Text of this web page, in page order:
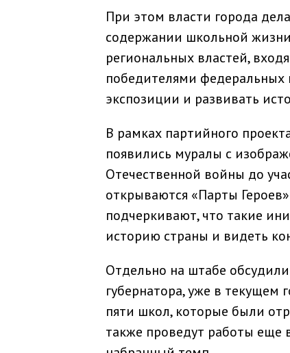
При этом власти города
содержании школьной
региональных властей,
победителями федеральных
экспозиции и развивать
В рамках партийного
появились муралы с
Отечественной войны до
открываются «Парты
подчеркивают, что такие
историю страны и видеть
Отдельно на штабе
губернатора, уже в текущем
пяти школ, которые были
также проведут работы еще